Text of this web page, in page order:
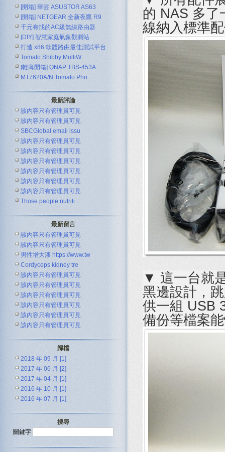
的 NAS 多了
線納入標準
▼ 這一台就
黑邊設計，
供一組 USB
備份等檔案
[開箱] 華芸 ASUSTOR AS63
[開箱] NETGEAR 全新夜鷹 R9
千元有找的AC級無線路由器
ASUS R
[DIY] 智慧家庭氣象觀測站
打造 x86 軟體路由最佳測試平台
Tomato Shibby MultiW
[輕薄開箱] QNAP TBS-453A
MT7620A/N Tomato Pho
最新評論
該內容只有管理員可見
該內容只有管理員可見
SBCGlobal email issu
該內容只有管理員可見
該內容只有管理員可見
該內容只有管理員可見
該內容只有管理員可見
該內容只有管理員可見
該內容只有管理員可見
Those people nutriti
最新留言
該內容只有管理員可見
該內容只有管理員可見
男性增大液 https://www.tw
Cordyceps kidney tre
該內容只有管理員可見
該內容只有管理員可見
該內容只有管理員可見
該內容只有管理員可見
該內容只有管理員可見
該內容只有管理員可見
歸檔
2018 年 09 月 [1]
2017 年 06 月 [2]
2017 年 04 月 [1]
2016 年 10 月 [1]
2016 年 07 月 [1]
搜尋
關鍵字